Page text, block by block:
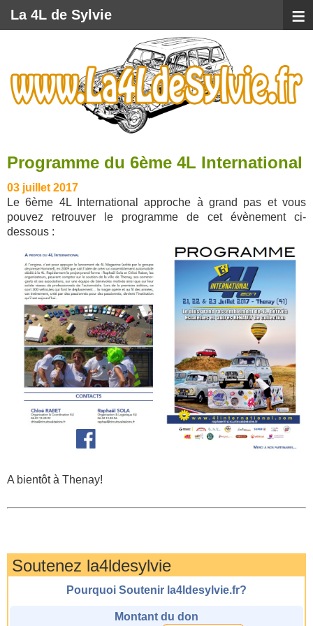
Programme du 6ème 4L International
03 juillet 2017
Le 6ème 4L International approche à grand pas et vous
pouvez retrouver le programme de cet évènement ci-
dessous :
A bientôt à Thenay!
Soutenez la4ldesylvie
Pourquoi Soutenir la4ldesylvie.fr?
Montant du don
La 4L de Sylvie ≡